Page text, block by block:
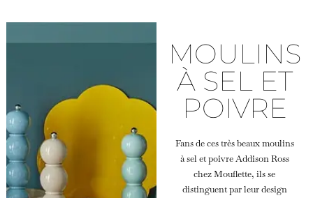
MOULINS
À SEL ET
POIVRE
Fans de ces très beaux moulins
à sel et poivre Addison Ross
chez Mouflette, ils se
distinguent par leur design